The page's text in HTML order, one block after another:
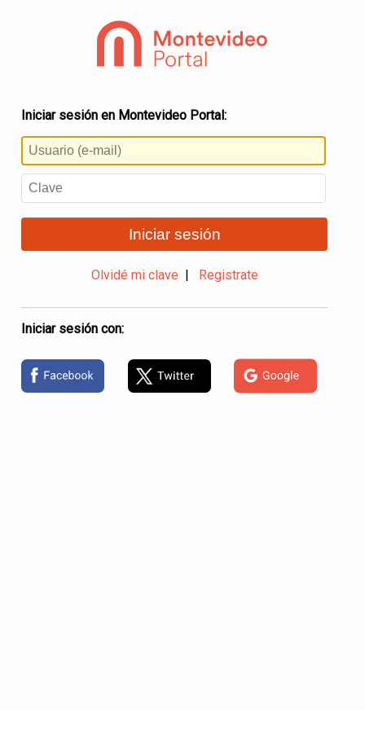
Iniciar sesión en Montevideo Portal:
Iniciar sesión
Olvidé mi clave Registrate
Iniciar sesión con: